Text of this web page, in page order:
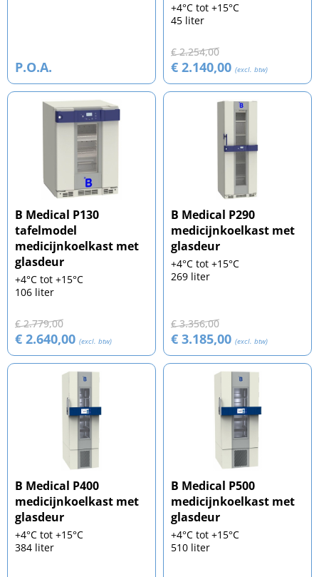
P.O.A.
+4°C tot +15°C
45 liter
€ 2.254,00
€ 2.140,00 (excl. btw)
B Medical P130
tafelmodel
medicijnkoelkast met
glasdeur
+4°C tot +15°C
106 liter
€ 2.779,00
€ 2.640,00 (excl. btw)
B Medical P290
medicijnkoelkast met
glasdeur
+4°C tot +15°C
269 liter
€ 3.356,00
€ 3.185,00 (excl. btw)
B Medical P400
medicijnkoelkast met
glasdeur
+4°C tot +15°C
384 liter
B Medical P500
medicijnkoelkast met
glasdeur
+4°C tot +15°C
510 liter